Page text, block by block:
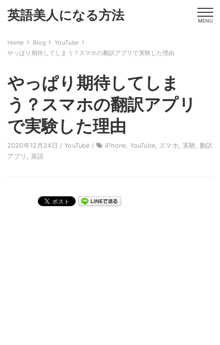
英語美人になる方法 MENU
Home Blog
YouTube
やっぱり期待してしまう？スマホの翻訳アプリで実験した理由
やっぱり期待してしま
う？スマホの翻訳アプリ
で実験した理由
2020年12月24日 / YouTube / iPhone YouTube, スマホ ,実験
翻訳
アプリ
英語